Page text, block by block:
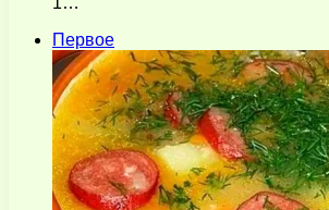
Первое